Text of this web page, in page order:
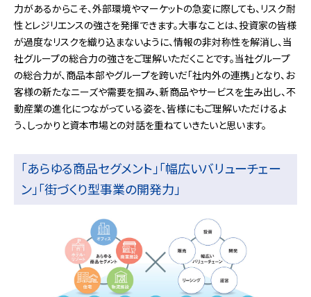
力があるからこそ、外部環境やマーケットの急変に際しても、リスク耐
性とレジリエンスの強さを発揮できます。大事なことは、投資家の皆様
が過度なリスクを織り込まないように、情報の非対称性を解消し、当
社グループの総合力の強さをご理解いただくことです。当社グループ
の総合力が、商品本部やグループを跨いだ「社内外の連携」となり、お
客様の新たなニーズや需要を掴み、新商品やサービスを生み出し、不
動産業の進化につながっている姿を、皆様にもご理解いただけるよ
う、しっかりと資本市場との対話を重ねていきたいと思います。
「あらゆる商品セグメント」「幅広いバリューチェー
ン」「街づくり型事業の開発力」